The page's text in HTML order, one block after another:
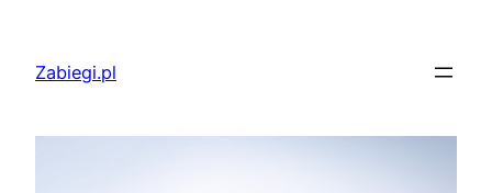
treściZabiegi.pl